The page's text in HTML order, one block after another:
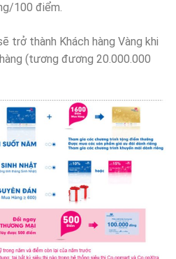
100 điểm.
trở thành Khách hàng Vàng khi
(tương đương 20.000.000